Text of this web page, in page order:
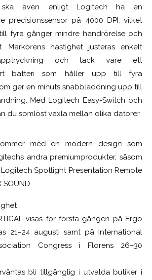
ska även enligt Logitech ha en
precisionssensor på 4000 DPI, vilket
fyra gånger mindre handrörelse och
Markörens hastighet justeras enkelt
och tack vare ett
batteri som håller upp till fyra
ger en minuts snabbladdning upp till
Med Logitech Easy-Switch och
du sömlöst växla mellan olika datorer.
med en modern design som
andra premiumprodukter, såsom
Logitech Spotlight Presentation Remote
visas för första gången på Ergo
21–24 augusti samt på International
Congress i Florens 26–30
bli tillgänglig i utvalda butiker i